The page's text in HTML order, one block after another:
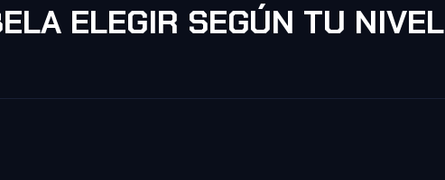
ELEGIR SEGÚN TU NIVEL